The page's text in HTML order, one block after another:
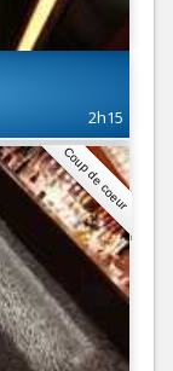
2h15
Coup de coeur